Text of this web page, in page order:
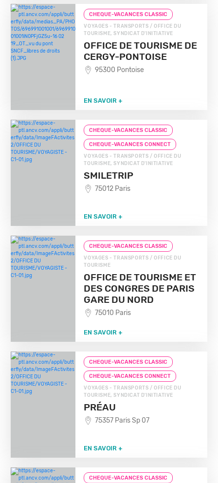
CHEQUE-VACANCES CLASSIC
VOYAGES - TRANSPORTS / OFFICE DU
TOURISME, SYNDICAT D'INITIATIVE
OFFICE DE TOURISME DE
CERGY-PONTOISE
95300 Pontoise
EN SAVOIR +
CHEQUE-VACANCES CLASSIC
CHEQUE-VACANCES CONNECT
VOYAGES - TRANSPORTS / OFFICE DU
TOURISME, SYNDICAT D'INITIATIVE
SMILETRIP
75012 Paris
EN SAVOIR +
CHEQUE-VACANCES CLASSIC
VOYAGES - TRANSPORTS / OFFICE DU
TOURISME
OFFICE DE TOURISME ET
DES CONGRES DE PARIS
GARE DU NORD
75010 Paris
EN SAVOIR +
CHEQUE-VACANCES CLASSIC
CHEQUE-VACANCES CONNECT
VOYAGES - TRANSPORTS / OFFICE DU
TOURISME, SYNDICAT D'INITIATIVE
PRÉAU
75357 Paris Sp 07
EN SAVOIR +
CHEQUE-VACANCES CLASSIC